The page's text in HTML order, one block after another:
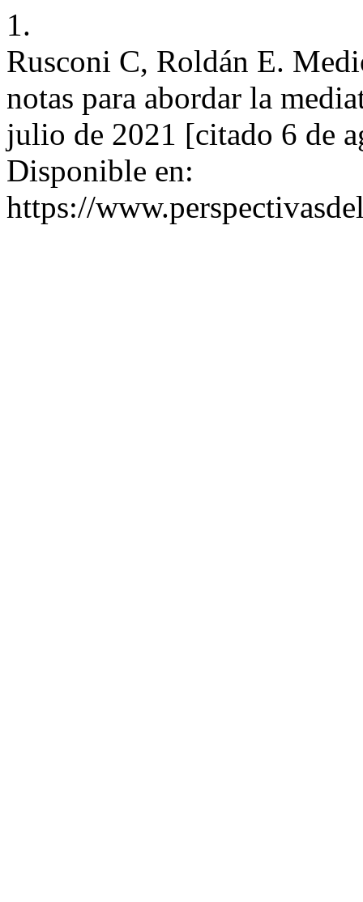
1.
Rusconi C, Roldán E.
notas para abordar la
julio de 2021 [citado 6 de
Disponible en:
https://